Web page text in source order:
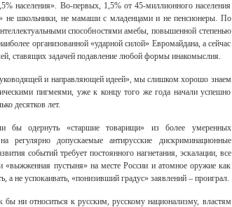
населения». Во-первых, 1,5% от 45-миллионного населения
не школьники, не мамаши с младенцами и не пенсионеры. По
способностями амебы, повышенной степенью
организованной «ударной силой» Евромайдана, а сейчас
ставящих задачей подавление любой формы инакомыслия.
и направляющей идеей», мы слишком хорошо знаем
пигмеями, уже к концу того же года начали успешно
десятков лет.
бы одернуть «старшие товарищи» из более умеренных
регулярно допускаемые антирусские дискриминационные
событий требует постоянного нагнетания, эскалации, все
пустыня» на месте России и атомное оружие как
а не успокаивать, «понизивший градус» заявлений – проиграл.
ни относиться к русским, русскому национализму, властям